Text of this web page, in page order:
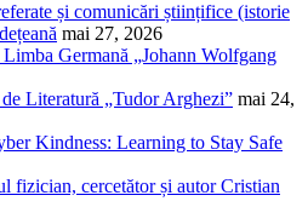
și comunicări științifice (istorie
mai 27, 2026
Germană „Johann Wolfgang
Literatură „Tudor Arghezi” mai 24,
Kindness: Learning to Stay Safe
fizician, cercetător și autor Cristian